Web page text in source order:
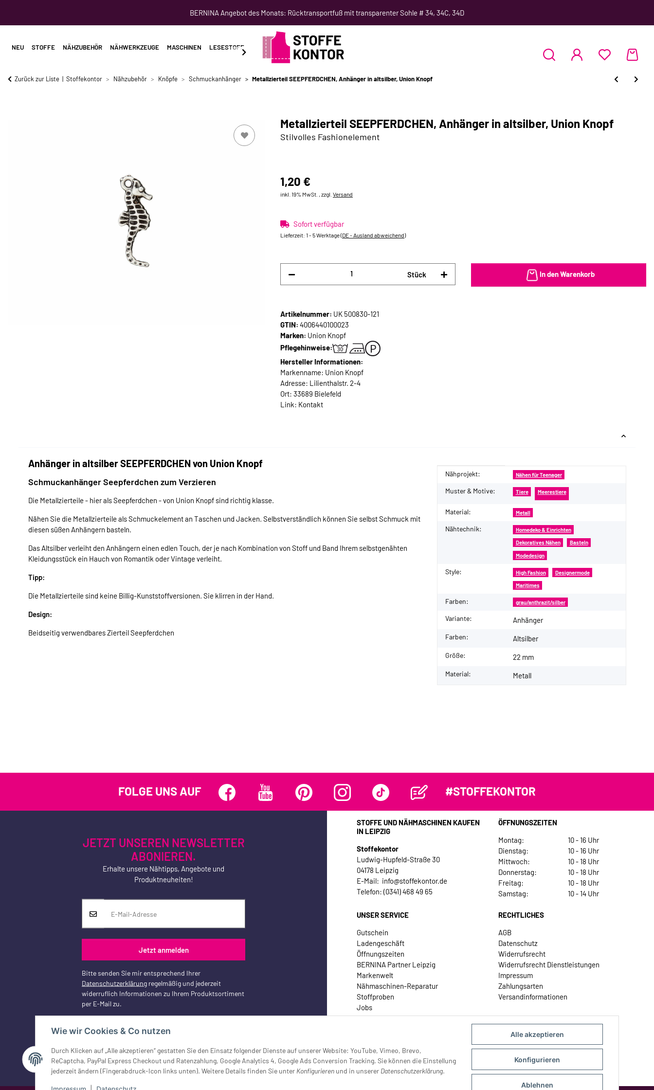
Alle akzeptieren
Konfigurieren
Ablehnen
Wie wir Cookies & Co nutzen
Durch Klicken auf „Alle akzeptieren“ gestatten Sie den Einsatz folgender Dienste auf unserer Website: YouTube, Vimeo, Brevo,
ReCaptcha, PayPal Express Checkout und Ratenzahlung, Google Analytics 4, Google Ads Conversion Tracking. Sie können die Einstellung
jederzeit ändern (Fingerabdruck-Icon links unten). Weitere Details finden Sie unter Konfigurieren und in unserer Datenschutzerklärung.
BERNINA Angebot des Monats: Rücktransportfuß mit transparenter Sohle # 34, 34C, 34D
NEU STOFFE NÄHZUBEHÖR NÄHWERKZEUGE MASCHINEN LESESTOFF SCHNITTMUSTER NÄHKURSE
Zurück zur Liste Stoffekontor Nähzubehör Knöpfe Schmuckanhänger Metallzierteil SEEPFERDCHEN, Anhänger in altsilber, Union Knopf
Metallzierteil SEEPFERDCHEN, Anhänger in altsilber, Union Knopf
Stilvolles Fashionelement
1,20 €
inkl. 19% MwSt. , zzgl. Versand
Sofort verfügbar
Lieferzeit: 1 - 5 Werktage(DE - Ausland abweichend)
Stück In den Warenkorb
Artikelnummer: UK 500830-121
GTIN: 4006440100023
Marken: Union Knopf
Pflegehinweise:
Hersteller Informationen:
Markenname: Union Knopf
Adresse: Lilienthalstr. 2-4
Ort: 33689 Bielefeld
Link: Kontakt
Anhänger in altsilber SEEPFERDCHEN von Union Knopf
Schmuckanhänger Seepferdchen zum Verzieren
Die Metallzierteile - hier als Seepferdchen - von Union Knopf sind richtig klasse.
Nähen Sie die Metallzierteile als Schmuckelement an Taschen und Jacken. Selbstverständlich können Sie selbst Schmuck mit
diesen süßen Anhängern basteln.
Das Altsilber verleiht den Anhängern einen edlen Touch, der je nach Kombination von Stoff und Band Ihrem selbstgenähten
Kleidungsstück ein Hauch von Romantik oder Vintage verleiht.
Tipp:
Die Metallzierteile sind keine Billig-Kunststoffversionen. Sie klirren in der Hand.
Design:
Beidseitig verwendbares Zierteil Seepferdchen
Produkteigenschaft
Wert
Nähprojekt: Nähen für Teenager
Muster & Motive: Tiere Meerestiere
Material: Metall
Nähtechnik: Homedeko & Einrichten
Dekoratives Nähen Basteln
Modedesign
Style: High Fashion Designermode
Maritimes
Farben: grau/anthrazit/silber
Variante: Anhänger
Farben: Altsilber
Größe: 22 mm
Material: Metall
FOLGE UNS AUF #STOFFEKONTOR
JETZT UNSEREN NEWSLETTER
ABONIEREN.
Erhalte unsere Nähtipps, Angebote und
Produktneuheiten!
Jetzt anmelden
Bitte senden Sie mir entsprechend Ihrer
Datenschutzerklärung regelmäßig und jederzeit
widerruflich Informationen zu Ihrem Produktsortiment
per E-Mail zu.
Vertrag widerrufen
STOFFE UND NÄHMASCHINEN KAUFEN
IN LEIPZIG
Stoffekontor
Ludwig-Hupfeld-Straße 30
04178 Leipzig
E-Mail: info@stoffekontor.de
Telefon: (0341) 468 49 65
ÖFFNUNGSZEITEN
Montag:
10 - 16 Uhr
Dienstag:
10 - 16 Uhr
Mittwoch:
10 - 18 Uhr
Donnerstag:
10 - 18 Uhr
Freitag:
10 - 18 Uhr
Samstag:
10 - 14 Uhr
UNSER SERVICE
Gutschein
Ladengeschäft
Öffnungszeiten
BERNINA Partner Leipzig
Markenwelt
Nähmaschinen-Reparatur
Stoffproben
Jobs
Kontakt
RECHTLICHES
AGB
Datenschutz
Widerrufsrecht
Widerrufsrecht Dienstleistungen
Impressum
Zahlungsarten
Versandinformationen